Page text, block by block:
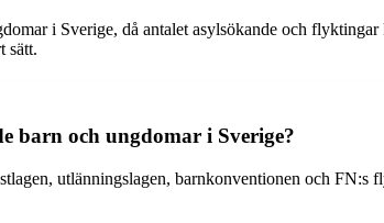
i Sverige, då antalet asylsökande och
sätt.
barn och ungdomar i Sverige?
utlänningslagen, barnkonventionen och